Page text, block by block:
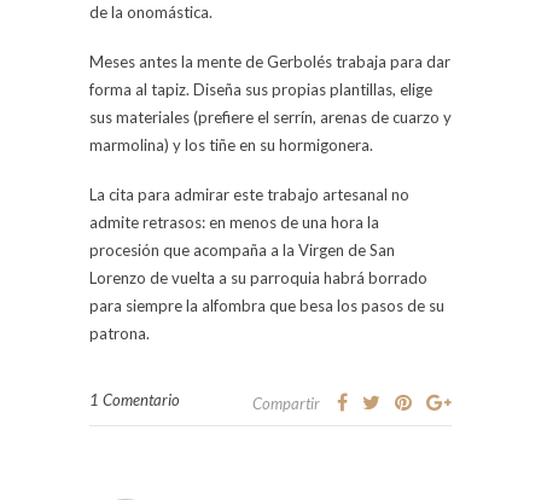
de la onomástica.
Meses antes la mente de Gerbolés trabaja para dar
forma al tapiz. Diseña sus propias plantillas, elige
sus materiales (prefiere el serrín, arenas de cuarzo y
marmolina) y los tiñe en su hormigonera.
La cita para admirar este trabajo artesanal no
admite retrasos: en menos de una hora la
procesión que acompaña a la Virgen de San
Lorenzo de vuelta a su parroquia habrá borrado
para siempre la alfombra que besa los pasos de su
patrona.
1 Comentario Compartir